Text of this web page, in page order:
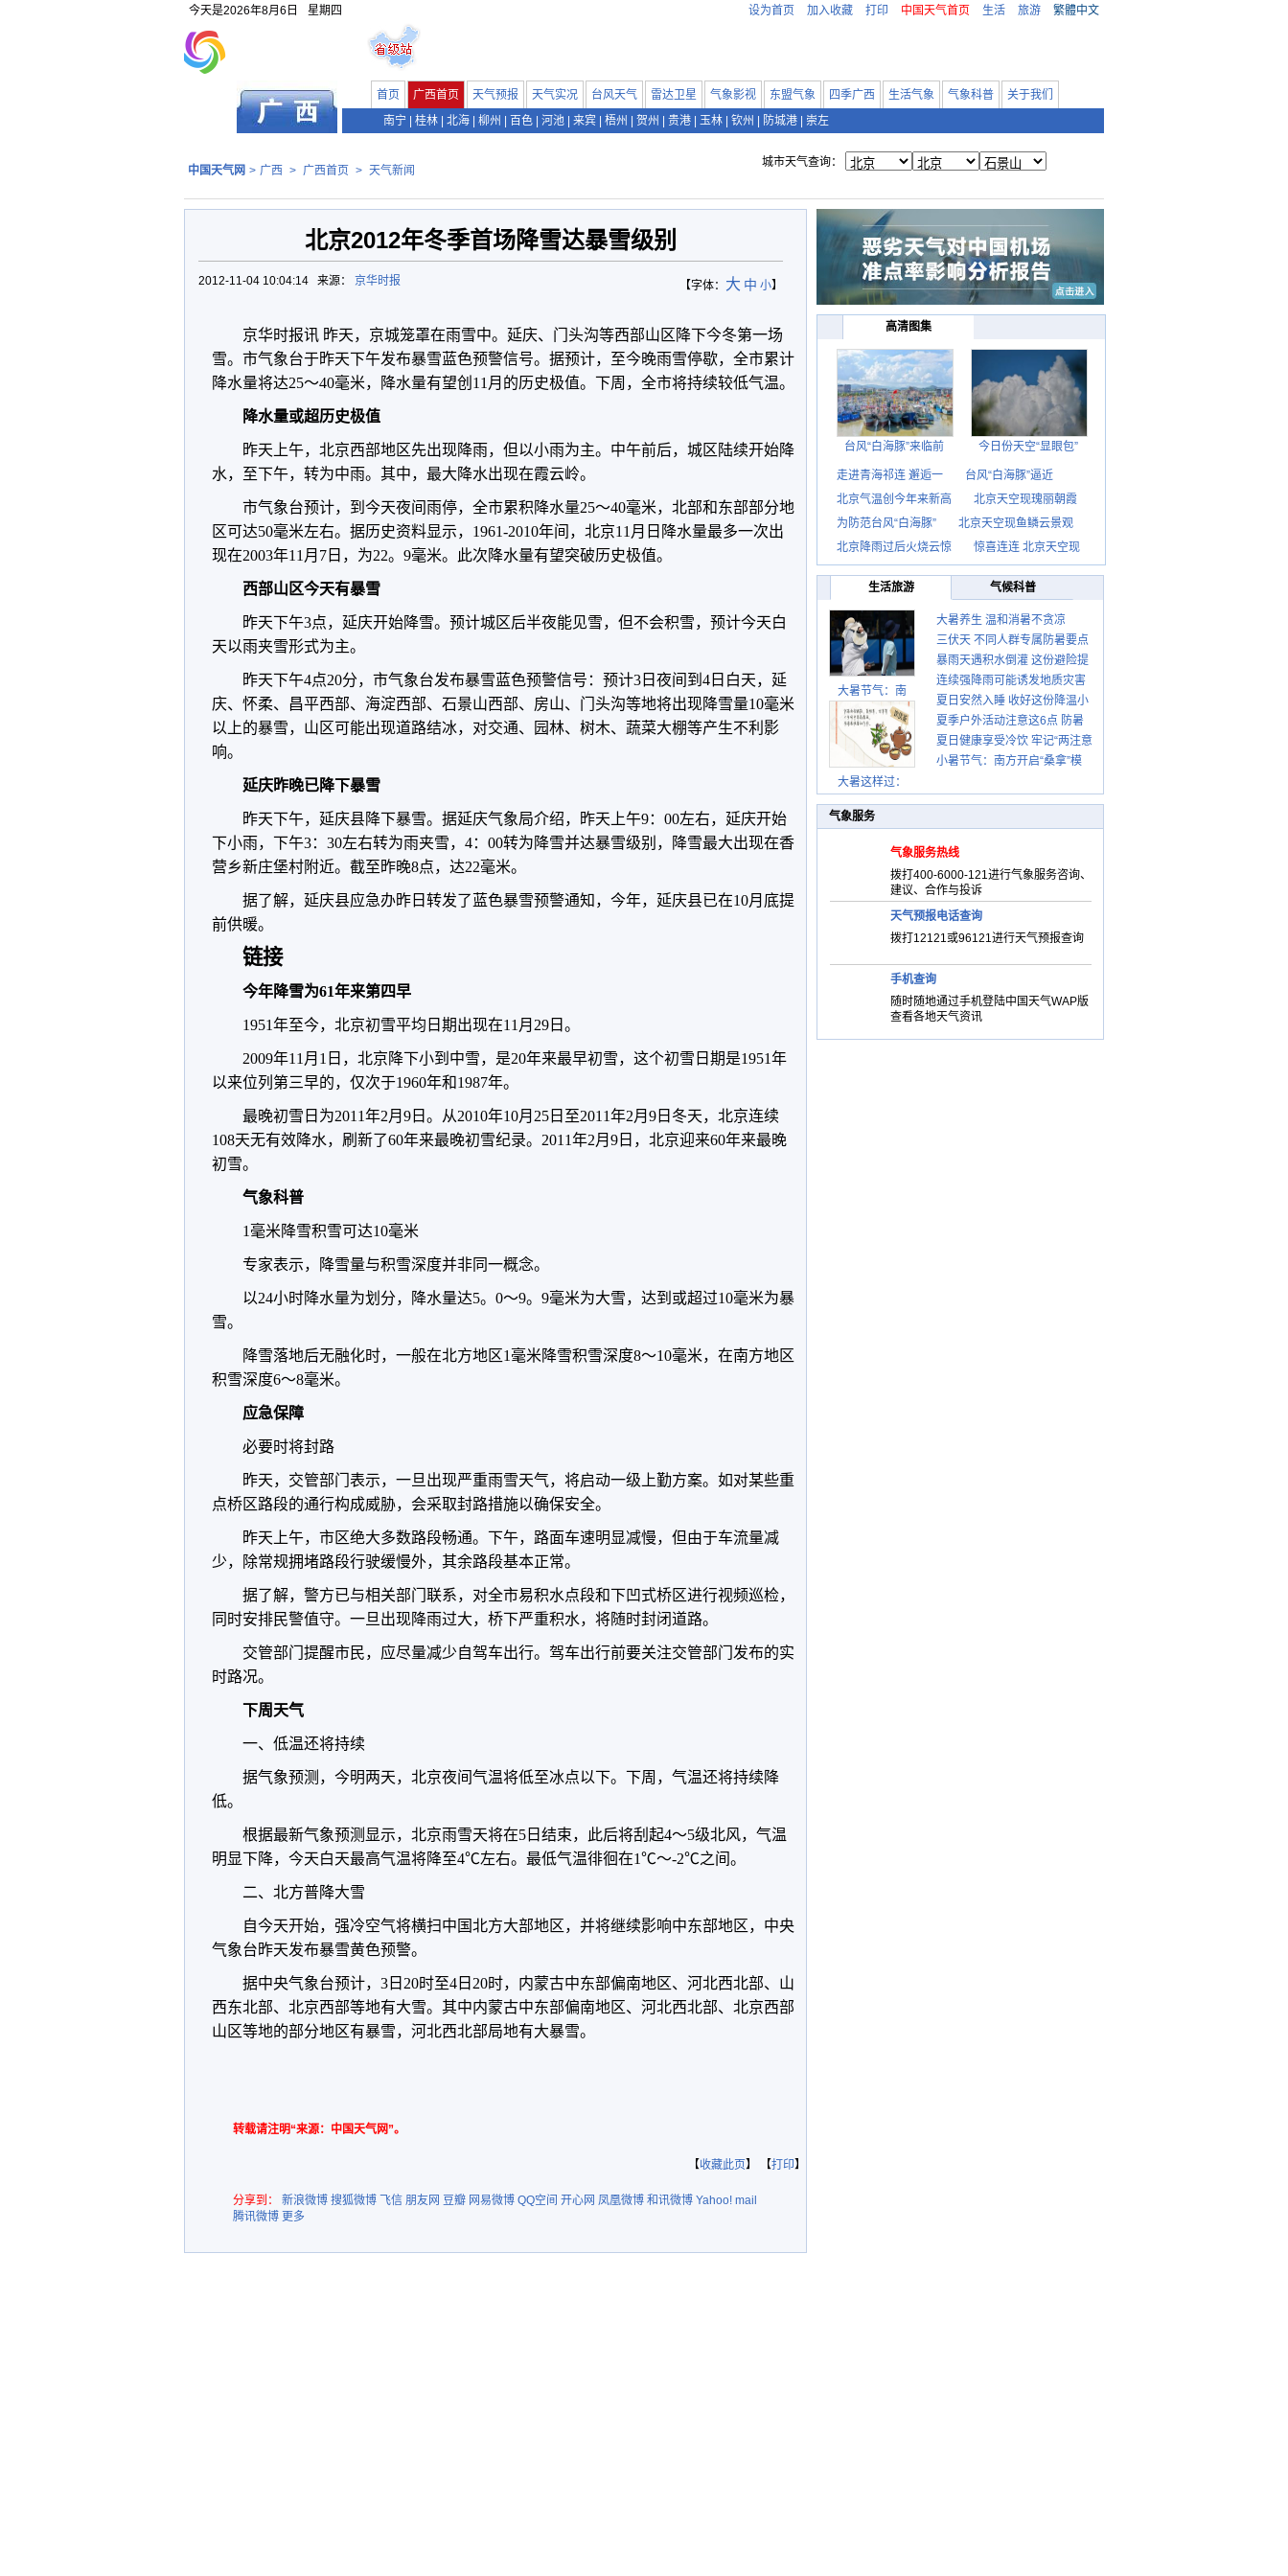
今天是2026年8月6日 星期四 设为首页 加入收藏 打印 中国天气首页 生活 旅游 繁體中文
首页 广西首页 天气预报 天气实况 台风天气 雷达卫星 气象影视 东盟气象 四季广西 生活气象 气象科普
关于我们
南宁
桂林 北海 柳州 百色 河池 来宾 梧州 贺州 贵港 玉林 钦州 防城港 崇左
中国天气网 > 广西 > 广西首页 > 天气新闻
城市天气查询：
北京2012年冬季首场降雪达暴雪级别
【字体： 大 中 小】
2012-11-04 10:04:14 来源： 京华时报
京华时报讯 昨天，京城笼罩在雨雪中。延庆、门头沟等西部山区降下今冬第一场
雪。市气象台于昨天下午发布暴雪蓝色预警信号。据预计，至今晚雨雪停歇，全市累计
降水量将达25～40毫米，降水量有望创11月的历史极值。下周，全市将持续较低气温。
降水量或超历史极值
昨天上午，北京西部地区先出现降雨，但以小雨为主。中午前后，城区陆续开始降
水，至下午，转为中雨。其中，最大降水出现在霞云岭。
市气象台预计，到今天夜间雨停，全市累积降水量25～40毫米，北部和东部部分地
区可达50毫米左右。据历史资料显示，1961-2010年间，北京11月日降水量最多一次出
现在2003年11月7日，为22。9毫米。此次降水量有望突破历史极值。
西部山区今天有暴雪
昨天下午3点，延庆开始降雪。预计城区后半夜能见雪，但不会积雪，预计今天白
天以雨夹雪形式为主。
昨天下午4点20分，市气象台发布暴雪蓝色预警信号：预计3日夜间到4日白天，延
庆、怀柔、昌平西部、海淀西部、石景山西部、房山、门头沟等地将出现降雪量10毫米
以上的暴雪，山区可能出现道路结冰，对交通、园林、树木、蔬菜大棚等产生不利影
响。
延庆昨晚已降下暴雪
昨天下午，延庆县降下暴雪。据延庆气象局介绍，昨天上午9：00左右，延庆开始
下小雨，下午3：30左右转为雨夹雪，4：00转为降雪并达暴雪级别，降雪最大出现在香
营乡新庄堡村附近。截至昨晚8点，达22毫米。
据了解，延庆县应急办昨日转发了蓝色暴雪预警通知，今年，延庆县已在10月底提
前供暖。
链接
今年降雪为61年来第四早
1951年至今，北京初雪平均日期出现在11月29日。
2009年11月1日，北京降下小到中雪，是20年来最早初雪，这个初雪日期是1951年
以来位列第三早的，仅次于1960年和1987年。
最晚初雪日为2011年2月9日。从2010年10月25日至2011年2月9日冬天，北京连续
108天无有效降水，刷新了60年来最晚初雪纪录。2011年2月9日，北京迎来60年来最晚
初雪。
气象科普
1毫米降雪积雪可达10毫米
专家表示，降雪量与积雪深度并非同一概念。
以24小时降水量为划分，降水量达5。0～9。9毫米为大雪，达到或超过10毫米为暴
雪。
降雪落地后无融化时，一般在北方地区1毫米降雪积雪深度8～10毫米，在南方地区
积雪深度6～8毫米。
应急保障
必要时将封路
昨天，交管部门表示，一旦出现严重雨雪天气，将启动一级上勤方案。如对某些重
点桥区路段的通行构成威胁，会采取封路措施以确保安全。
昨天上午，市区绝大多数路段畅通。下午，路面车速明显减慢，但由于车流量减
少，除常规拥堵路段行驶缓慢外，其余路段基本正常。
据了解，警方已与相关部门联系，对全市易积水点段和下凹式桥区进行视频巡检，
同时安排民警值守。一旦出现降雨过大，桥下严重积水，将随时封闭道路。
交管部门提醒市民，应尽量减少自驾车出行。驾车出行前要关注交管部门发布的实
时路况。
下周天气
一、低温还将持续
据气象预测，今明两天，北京夜间气温将低至冰点以下。下周，气温还将持续降
低。
根据最新气象预测显示，北京雨雪天将在5日结束，此后将刮起4～5级北风，气温
明显下降，今天白天最高气温将降至4℃左右。最低气温徘徊在1℃～-2℃之间。
二、北方普降大雪
自今天开始，强冷空气将横扫中国北方大部地区，并将继续影响中东部地区，中央
气象台昨天发布暴雪黄色预警。
据中央气象台预计，3日20时至4日20时，内蒙古中东部偏南地区、河北西北部、山
西东北部、北京西部等地有大雪。其中内蒙古中东部偏南地区、河北西北部、北京西部
山区等地的部分地区有暴雪，河北西北部局地有大暴雪。
转载请注明“来源：中国天气网”。
【收藏此页】 【打印】
分享到： 新浪微博 搜狐微博 飞信 朋友网 豆瓣 网易微博 QQ空间 开心网 凤凰微博 和讯微博 Yahoo! mail
腾讯微博 更多
高清图集
台风“白海豚”来临前 今日份天空“显眼包”
走进青海祁连 邂逅一
台风“白海豚”逼近
北京气温创今年来新高
北京天空现瑰丽朝霞
为防范台风“白海豚”
北京天空现鱼鳞云景观
北京降雨过后火烧云惊
惊喜连连 北京天空现
生活旅游 气候科普
大暑节气：南
大暑这样过：
大暑养生 温和消暑不贪凉
三伏天 不同人群专属防暑要点
请收好
暴雨天遇积水倒灌 这份避险提
示请收好
连续强降雨可能诱发地质灾害
这些前兆要知道
夏日安然入睡 收好这份降温小
贴士
夏季户外活动注意这6点 防暑
健身两不误
夏日健康享受冷饮 牢记“两注意
一控制”
小暑节气：南方开启“桑拿”模
气象服务
气象服务热线
拨打400-6000-121进行气象服务咨询、
建议、合作与投诉
天气预报电话查询
拨打12121或96121进行天气预报查询
手机查询
随时随地通过手机登陆中国天气WAP版
查看各地天气资讯